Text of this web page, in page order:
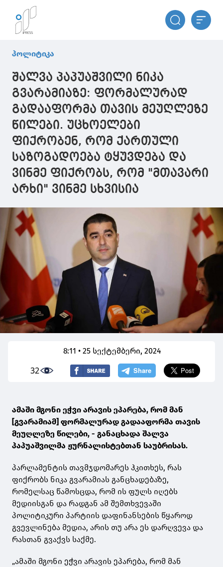
პოლიტიკა
შალვა პაპუაშვილი ნიკა
გვარამიაზე: ფორმალურად
გადააფორმა თავის მეუღლეზე
წილები. უცხოელები
ფიქრობენ, რომ ქართული
საზოგადოება ტყუვდება და
ვინმე ფიქრობს, რომ "მთავარი
არხი" ვინმე სხვისია
8:11 • 25 სექტემბერი, 2024
32
ამაში მგონი ეჭვი არავის ეპარება, რომ მან
[გვარამიამ] ფორმალურად გადააფორმა თავის
მეუღლეზე წილები, - განაცხადა შალვა
პაპუაშვილმა ჟურნალისტებთან საუბრისას.
პარლამენტის თავმჯდომარეს ჰკითხეს, რას
ფიქრობს ნიკა გვარამიას განცხადებაზე,
რომელსაც წამოსცდა, რომ ის ფულს იღებს
მედიისგან და რადგან ამ შემთხვევაში
პოლიტიკური პარტიის დაფინანსების წყაროდ
გვევლინება მედია, არის თუ არა ეს დარღვევა და
რასთან გვაქვს საქმე.
„ამაში მგონი ეჭვი არავის ეპარება, რომ მან